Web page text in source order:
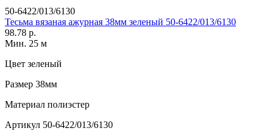
50-6422/013/6130
Тесьма вязаная ажурная 38мм зеленый 50-6422/013/6130
98.78 р.
Мин. 25 м
Цвет зеленый
Размер 38мм
Материал полиэстер
Артикул 50-6422/013/6130